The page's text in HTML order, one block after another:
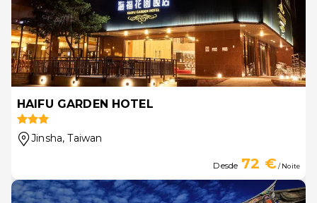
HAIFU GARDEN HOTEL
Jinsha, Taiwan
Desde 72 €/ Noite